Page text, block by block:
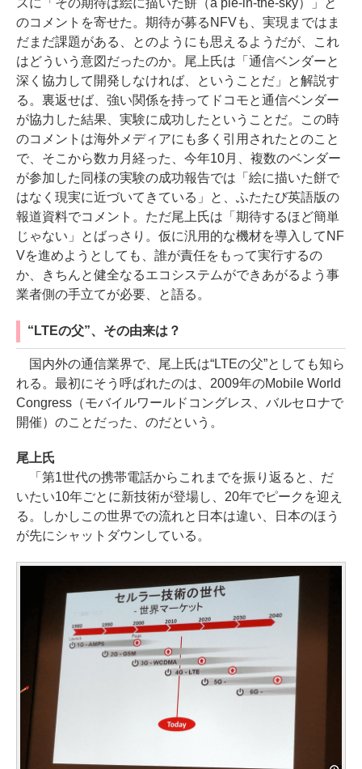
スに「その期待は絵に描いた餅（a pie-in-the-sky）」と
のコメントを寄せた。期待が募るNFVも、実現まではま
だまだ課題がある、とのようにも思えるようだが、これ
はどういう意図だったのか。尾上氏は「通信ベンダーと
深く協力して開発しなければ、ということだ」と解説す
る。裏返せば、強い関係を持ってドコモと通信ベンダー
が協力した結果、実験に成功したということだ。この時
のコメントは海外メディアにも多く引用されたとのこと
で、そこから数カ月経った、今年10月、複数のベンダー
が参加した同様の実験の成功報告では「絵に描いた餅で
はなく現実に近づいてきている」と、ふたたび英語版の
報道資料でコメント。ただ尾上氏は「期待するほど簡単
じゃない」とばっさり。仮に汎用的な機材を導入してNF
Vを進めようとしても、誰が責任をもって実行するの
か、きちんと健全なるエコシステムができあがるよう事
業者側の手立てが必要、と語る。
“LTEの父”、その由来は？
国内外の通信業界で、尾上氏は“LTEの父”としても知ら
れる。最初にそう呼ばれたのは、2009年のMobile World
Congress（モバイルワールドコングレス、バルセロナで
開催）のことだった、のだという。
尾上氏
「第1世代の携帯電話からこれまでを振り返ると、だ
いたい10年ごとに新技術が登場し、20年でピークを迎え
る。しかしこの世界での流れと日本は違い、日本のほう
が先にシャットダウンしている。